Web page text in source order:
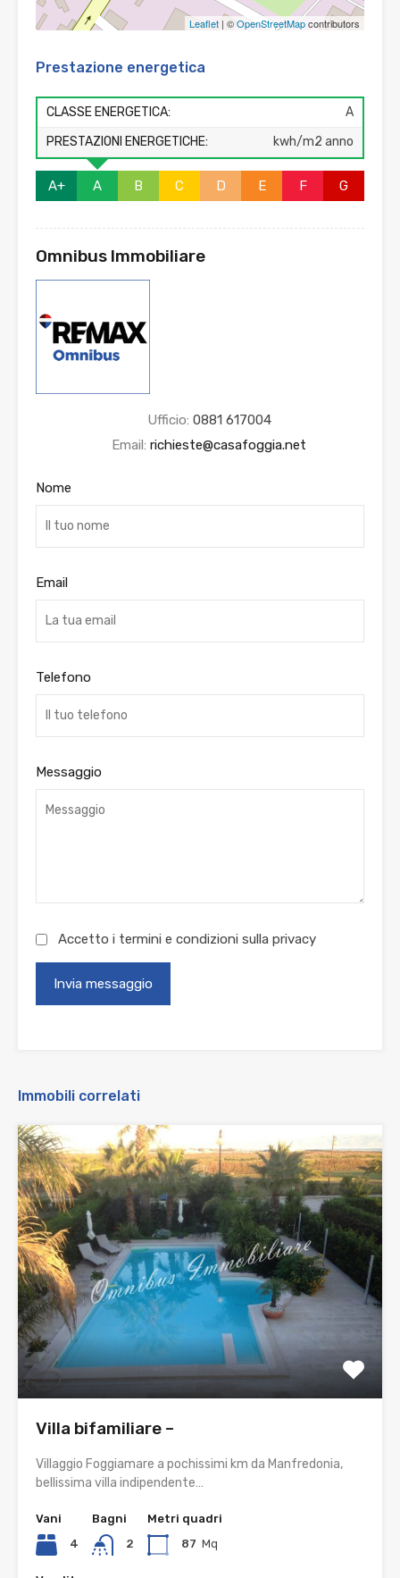
Leaflet | ©OpenStreetMapcontributors
Prestazione energetica
CLASSE ENERGETICA:
A
PRESTAZIONI ENERGETICHE:
kwh/m2 anno
A+ A B C D E F G
Omnibus Immobiliare
Ufficio: 0881 617004
Email: richieste@casafoggia.net
Nome
Email
Telefono
Messaggio
Accetto i termini e condizioni sulla privacy
Immobili correlati
Villa bifamiliare –
Villaggio Foggiamare a pochissimi km da Manfredonia,
bellissima villa indipendente…
Vani
4
Bagni
2
Metri quadri
87 Mq